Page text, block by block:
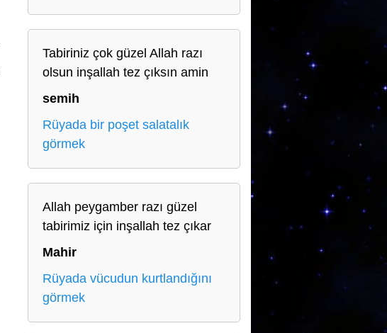
Tabiriniz çok güzel Allah razı
olsun inşallah tez çıksın amin
semih
Rüyada bir poşet salatalık
görmek
Allah peygamber razı güzel
tabirimiz için inşallah tez çıkar
Mahir
Rüyada vücudun kurtlandığını
görmek